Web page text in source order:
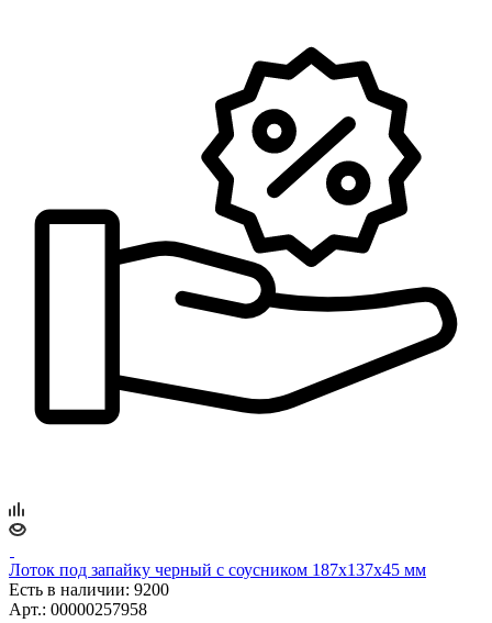
Лоток под запайку черный с соусником 187х137х45 мм
Есть в наличии: 9200
Арт.: 00000257958